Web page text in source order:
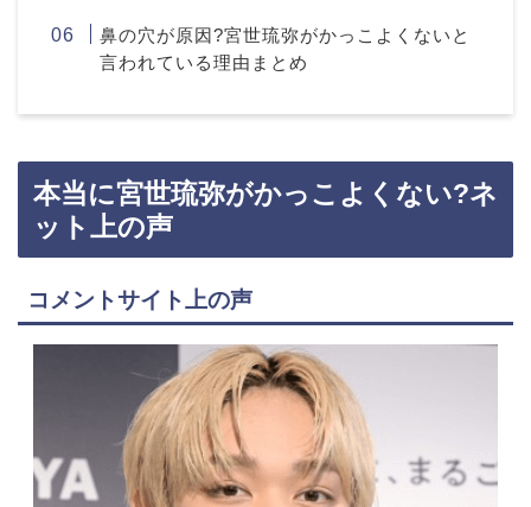
鼻の穴が原因?宮世琉弥がかっこよくないと
言われている理由まとめ
本当に宮世琉弥がかっこよくない?ネ
ット上の声
コメントサイト上の声